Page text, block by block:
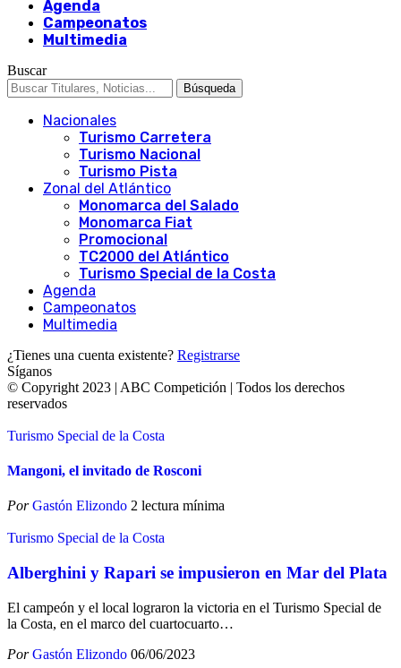
Agenda
Campeonatos
Multimedia
Buscar
Nacionales
Turismo Carretera
Turismo Nacional
Turismo Pista
Zonal del Atlántico
Monomarca del Salado
Monomarca Fiat
Promocional
TC2000 del Atlántico
Turismo Special de la Costa
Agenda
Campeonatos
Multimedia
¿Tienes una cuenta existente? Registrarse
Síganos
© Copyright 2023 | ABC Competición | Todos los derechos
reservados
Turismo Special de la Costa
Mangoni, el invitado de Rosconi
Por Gastón Elizondo 2 lectura mínima
Turismo Special de la Costa
Alberghini y Rapari se impusieron en Mar del Plata
El campeón y el local lograron la victoria en el Turismo Special de
la Costa, en el marco del cuartocuarto…
Por Gastón Elizondo 06/06/2023